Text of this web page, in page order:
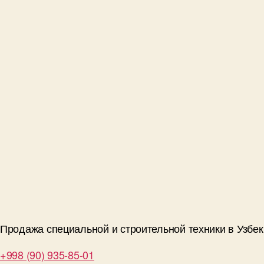
Продажа специальной и строительной техники в
+998 (90) 935-85-01